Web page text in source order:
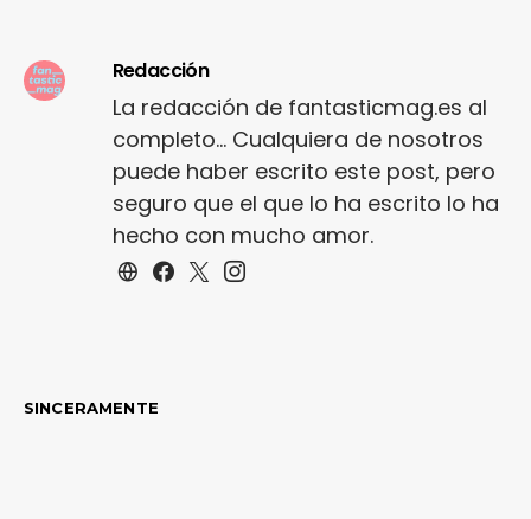
Redacción
La redacción de fantasticmag.es al
completo... Cualquiera de nosotros
puede haber escrito este post, pero
seguro que el que lo ha escrito lo ha
hecho con mucho amor.
SINCERAMENTE